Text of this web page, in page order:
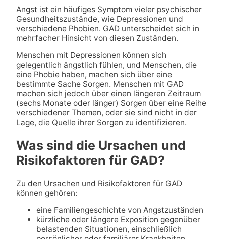
Angst ist ein häufiges Symptom vieler psychischer
Gesundheitszustände, wie Depressionen und
verschiedene Phobien. GAD unterscheidet sich in
mehrfacher Hinsicht von diesen Zuständen.
Menschen mit Depressionen können sich
gelegentlich ängstlich fühlen, und Menschen, die
eine Phobie haben, machen sich über eine
bestimmte Sache Sorgen. Menschen mit GAD
machen sich jedoch über einen längeren Zeitraum
(sechs Monate oder länger) Sorgen über eine Reihe
verschiedener Themen, oder sie sind nicht in der
Lage, die Quelle ihrer Sorgen zu identifizieren.
Was sind die Ursachen und
Risikofaktoren für GAD?
Zu den Ursachen und Risikofaktoren für GAD
können gehören:
eine Familiengeschichte von Angstzuständen
kürzliche oder längere Exposition gegenüber
belastenden Situationen, einschließlich